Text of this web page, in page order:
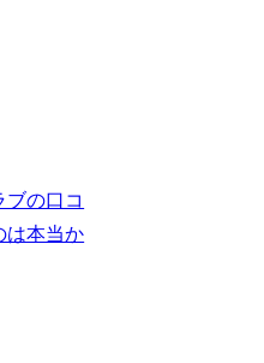
の口コ
は本当か